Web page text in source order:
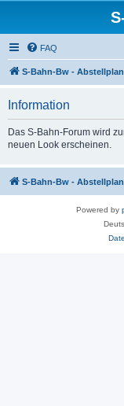
FAQ
S-Bahn-Bw - Abstellplan
Information
Das S-Bahn-Forum wird
neuen Look erscheinen.
S-Bahn-Bw - Abstellplan
Powered by